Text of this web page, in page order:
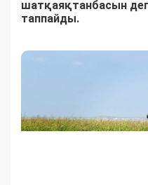
шатқаяқтанбасын
таппайды.